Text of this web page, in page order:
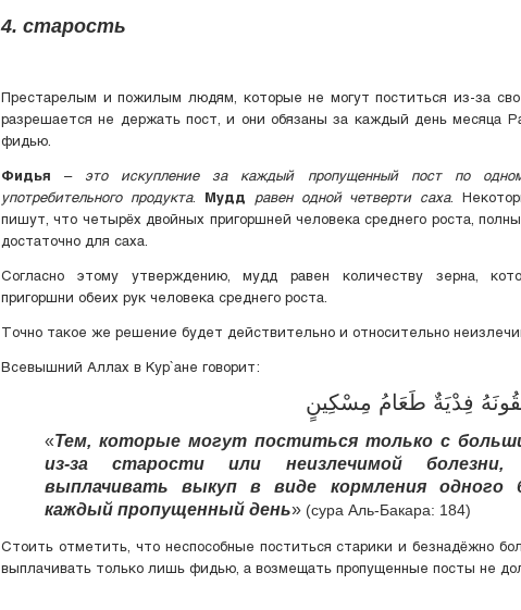
4. старость
Престарелым и пожилым людям, которые не могут поститься из-за
разрешается не держать пост, и они обязаны за каждый день месяца
фидью.
Фидья – это искупление за каждый пропущенный пост по
употребительного продукта. Мудд равен одной четверти саха.
пишут, что четырёх двойных пригоршней человека среднего роста,
достаточно для саха.
Согласно этому утверждению, мудд равен количеству зерна,
пригоршни обеих рук человека среднего роста.
Точно такое же решение будет действительно и относительно
Всевышний Аллах в Кyр`ане говорит:
فِدْيَةٌ طَعَامُ مِسْكِينٍ
«Тем, которые могут поститься только с
из-за старости или неизлечимой болезни,
выплачивать выкуп в виде кормления одного
каждый пропущенный день» (сура Аль-Бакара: 184)
Стоить отметить, что неспособные поститься старики и безнадёжно
выплачивать только лишь фидью, а возмещать пропущенные посты не